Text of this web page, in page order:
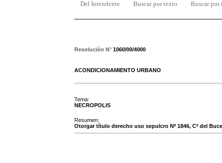
Del Intendente Buscar por texto Buscar por
Resolución N° 1060/00/4000
ACONDICIONAMIENTO URBANO
Tema:
NECROPOLIS
Resumen:
Otorgar título derecho uso sepulcro Nº 1846, Cº del